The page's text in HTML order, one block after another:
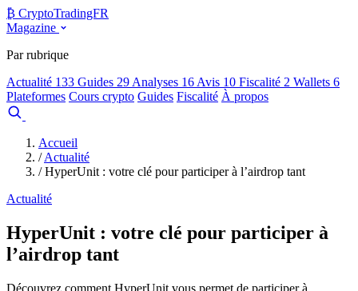
₿ CryptoTradingFR
Magazine
Par rubrique
Actualité 133 Guides 29 Analyses 16 Avis 10 Fiscalité 2 Wallets 6
Plateformes Cours crypto Guides Fiscalité À propos
Accueil
/ Actualité
/ HyperUnit : votre clé pour participer à l’airdrop tant
Actualité
HyperUnit : votre clé pour participer à
l’airdrop tant
Découvrez comment HyperUnit vous permet de participer à